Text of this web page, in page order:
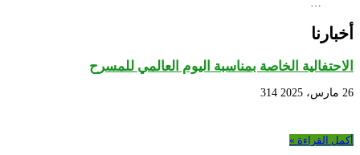
…
أخبارنا
الاحتفالية الخاصة بمناسبة اليوم العالمي للمسرح
26 مارس، 2025 314
أكمل القراءة »